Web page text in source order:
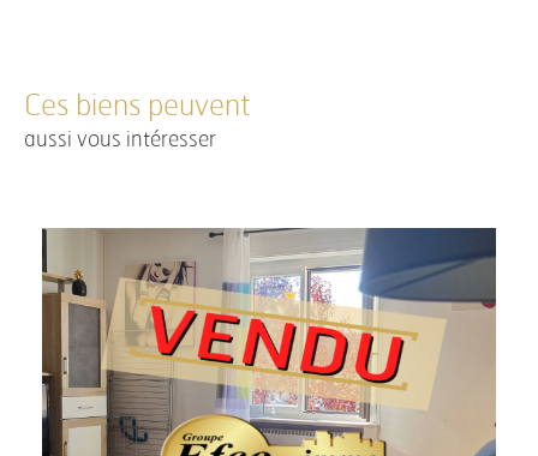
Ces biens peuvent
aussi vous intéresser